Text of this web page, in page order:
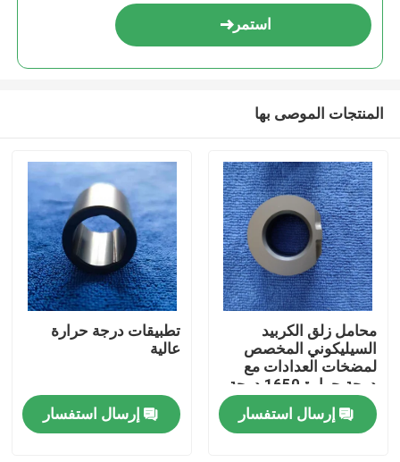
منزل
استمر
المنتجات الموصى بها
محامل زلق الكربيد
السيليكوني المخصص
لمضخات العدادات مع
درجة حرارة 1650 درجة
مئوية أقصى ومقاومة
للتآكل إرسال استفسار
تطبيقات درجة حرارة
عالية
إرسال استفسار